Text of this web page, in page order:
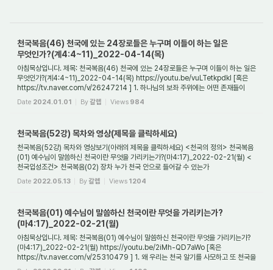
천국복음(46) 천국에 있는 24장로들은 누구며 이들이 하는 일은
무엇인가?(계4:4~11)_2022-04-14(목)
아침묵상입니다. 제목: 천국복음(46) 천국에 있는 24장로들은 누구며 이들이 하는 일은
무엇인가?(계4:4~11)_2022-04-14(목) https://youtu.be/vuLTetkpdkI [혹은
https://tv.naver.com/v/26247214 ] 1. 하나님의 보좌 주위에는 어떤 존재들이
있었는가? 사도 ...
Date 2024.01.01 By갈렙 Views 984
천국복음(52강) 목차와 영상(제목을 클릭하세요)
천국복음(52강) 목차와 영상보기(아래의 제목을 클릭하세요) <천국의 정의> 천국복음
(01) 예수님이 말씀하신 천국이란 무엇을 가리키는가?(마4:17)_2022-02-21(월) <
천국입성조건> 천국복음(02) 장차 누가 천국 안으로 들어갈 수 있는가
(마7:15~23)_2022-02-22...
Date 2022.05.13 By갈렙 Views 1204
천국복음(01) 예수님이 말씀하신 천국이란 무엇을 가리키는가?
(마4:17)_2022-02-21(월)
아침묵상입니다. 제목: 천국복음(01) 예수님이 말씀하신 천국이란 무엇을 가리키는가?
(마4:17)_2022-02-21(월) https://youtu.be/2iMh-QD7aWo [혹은
https://tv.naver.com/v/25310479 ] 1. 왜 우리는 천국 알기를 사모하고 또 천국을
구해야 하는가? 천국은 믿...